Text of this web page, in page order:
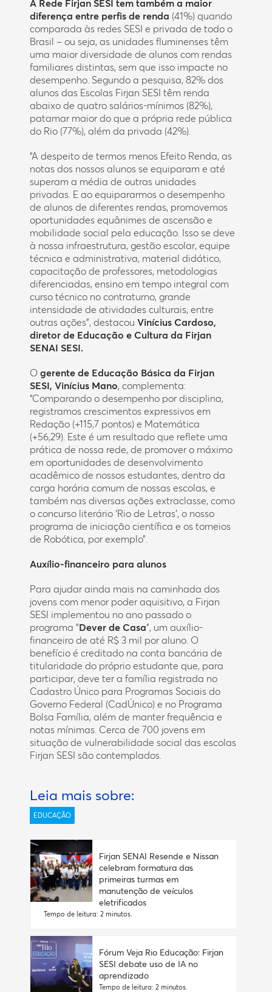
A Rede Firjan SESI tem também a maior
diferença entre perfis de renda (41%) quando
comparada às redes SESI e privada de todo o
Brasil – ou seja, as unidades fluminenses têm
uma maior diversidade de alunos com rendas
familiares distintas, sem que isso impacte no
desempenho. Segundo a pesquisa, 82% dos
alunos das Escolas Firjan SESI têm renda
abaixo de quatro salários-mínimos (82%),
patamar maior do que a própria rede pública
do Rio (77%), além da privada (42%).
“A despeito de termos menos Efeito Renda, as
notas dos nossos alunos se equiparam e até
superam a média de outras unidades
privadas. E ao equipararmos o desempenho
de alunos de diferentes rendas, promovemos
oportunidades equânimes de ascensão e
mobilidade social pela educação. Isso se deve
à nossa infraestrutura, gestão escolar, equipe
técnica e administrativa, material didático,
capacitação de professores, metodologias
diferenciadas, ensino em tempo integral com
curso técnico no contraturno, grande
intensidade de atividades culturais, entre
outras ações”, destacou Vinícius Cardoso,
diretor de Educação e Cultura da Firjan
SENAI SESI.
Ogerente de Educação Básica da Firjan
SESI, Vinícius Mano, complementa:
“Comparando o desempenho por disciplina,
registramos crescimentos expressivos em
Redação (+115,7 pontos) e Matemática
(+56,29). Este é um resultado que reflete uma
prática de nossa rede, de promover o máximo
em oportunidades de desenvolvimento
acadêmico de nossos estudantes, dentro da
carga horária comum de nossas escolas, e
também nas diversas ações extraclasse, como
o concurso literário ‘Rio de Letras’, o nosso
programa de iniciação científica e os torneios
de Robótica, por exemplo”.
Auxílio-financeiro para alunos
Para ajudar ainda mais na caminhada dos
jovens com menor poder aquisitivo, a Firjan
SESI implementou no ano passado o
programa “Dever de Casa”, um auxílio-
financeiro de até R$ 3 mil por aluno. O
benefício é creditado na conta bancária de
titularidade do próprio estudante que, para
participar, deve ter a família registrada no
Cadastro Único para Programas Sociais do
Governo Federal (CadÚnico) e no Programa
Bolsa Família, além de manter frequência e
notas mínimas. Cerca de 700 jovens em
situação de vulnerabilidade social das escolas
Firjan SESI são contemplados.
Leia mais sobre:
EDUCAÇÃO
Firjan SENAI Resende e Nissan
celebram formatura das
primeiras turmas em
manutenção de veículos
eletrificados
Tempo de leitura: 2 minutos.
Fórum Veja Rio Educação: Firjan
SESI debate uso de IA no
aprendizado
Tempo de leitura: 2 minutos.